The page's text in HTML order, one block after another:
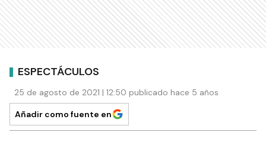
ESPECTÁCULOS
25 de agosto de 2021 | 12:50 publicado hace 5 años
Añadir como fuente en